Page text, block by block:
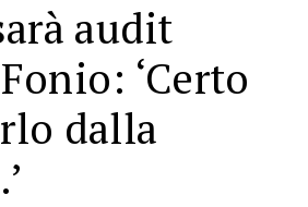
audit
‘Certo
dalla